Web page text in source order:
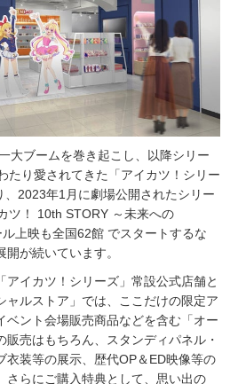
大ブームを巻き起こし、以降シリー
たり愛されてきた「アイカツ！シリー
、2023年1月に劇場公開されたシリー
ツ！ 10th STORY ～未来への
上映も全国62館 でスタートするな
が続いています。
アイカツ！シリーズ」常設公式店舗と
ャルストア」では、ここだけの限定ア
ベント会場販売商品などを含む「オー
販売はもちろん、スタンディパネル・
衣装等の展示、歴代OP＆ED映像等の
さらにご購入特典として、思い出の